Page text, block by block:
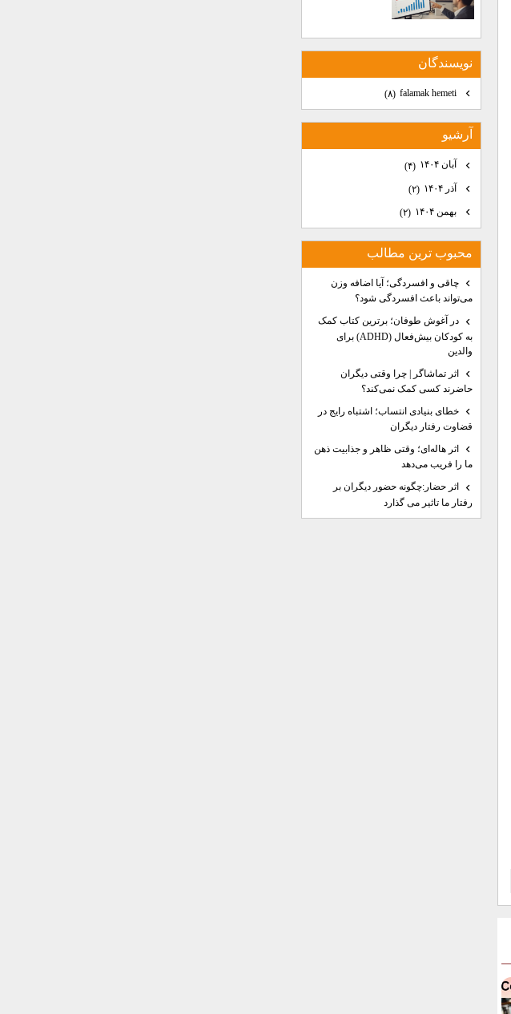
نويسندگان
falamak hemeti (۸)
آرشيو
آبان ۱۴۰۴
(۴)
آذر ۱۴۰۴
(۲)
بهمن ۱۴۰۴
(۲)
محبوب ترين مطالب
چاقی و افسردگی؛ آیا اضافه وزن
می‌تواند باعث افسردگی شود؟
در آغوش طوفان؛ برترین کتاب کمک
به کودکان بیش‌فعال (ADHD) برای
والدین
اثر تماشاگر | چرا وقتی دیگران
حاضرند کسی کمک نمی‌کند؟
خطای بنیادی انتساب؛ اشتباه رایج در
قضاوت رفتار دیگران
اثر هاله‌ای؛ وقتی ظاهر و جذابیت ذهن
ما را فریب می‌دهد
اثر حضار:چگونه حضور دیگران بر
رفتار ما تاثیر می گذارد